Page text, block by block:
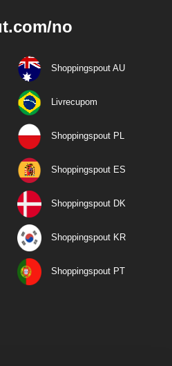
no
Shoppingspout AU
Livrecupom
Shoppingspout PL
Shoppingspout ES
Shoppingspout DK
Shoppingspout KR
Shoppingspout PT